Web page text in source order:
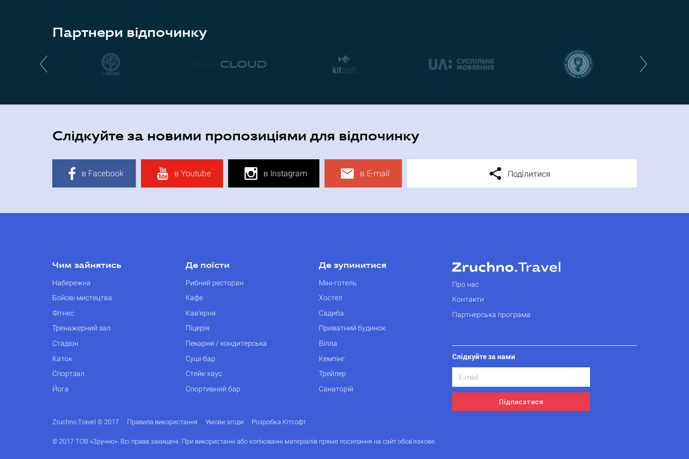
Партнери відпочинку
Слідкуйте за новими пропозиціями для відпочинку
в Facebook в Youtube в Instagram в E-mail Поділитися
Чим зайнятись
Набережна
Бойові мистецтва
Фітнес
Тренажерний зал
Стадіон
Каток
Спортзал
Йога
Де поїсти
Рибний ресторан
Кафе
Кав’ярня
Піцерія
Пекарня / кондитерська
Суші-бар
Стейк-хаус
Спортивний бар
Де зупинитися
Міні-готель
Хостел
Садиба
Приватний будинок
Вілла
Кемпінг
Трейлер
Санаторій
Про нас
Контакти
Партнерська програма
Слідкуйте за нами
Підписатися
Zruchno.Travel © 2017 Правила використання Умови згоди Розробка Кітсофт
© 2017 ТОВ «Зручно». Всі права захищені. При використанні або копіюванні матеріалів пряме посилання на сайт обов'язкове.